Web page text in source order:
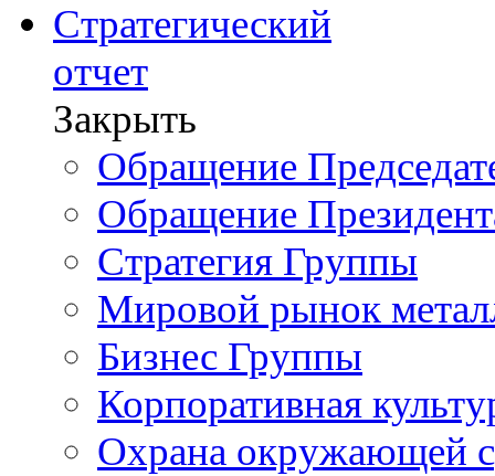
Стратегический
отчет
Закрыть
Обращение
Обращение
Стратегия Группы
Мировой рынок
Бизнес Группы
Корпоративная
Охрана окружающей